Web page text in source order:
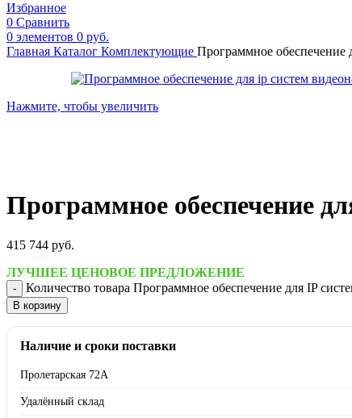
Избранное
0 Сравнить
0 элементов 0 руб.
Главная Каталог Комплектующие Программное обеспечение
Нажмите, чтобы увеличить
Программное обеспечение
415 744 руб.
ЛУЧШЕЕ ЦЕНОВОЕ ПРЕДЛОЖЕНИЕ
Количество товара Программное обеспечение для IP
В корзину
Наличие и сроки поставки
Пролетарская 72А
Удалённый склад